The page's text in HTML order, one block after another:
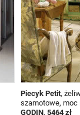
Piecyk Petit,
szamotowe, moc
GODIN, 5464 zł